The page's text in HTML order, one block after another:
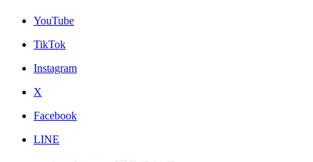
YouTube
TikTok
Instagram
X
Facebook
LINE